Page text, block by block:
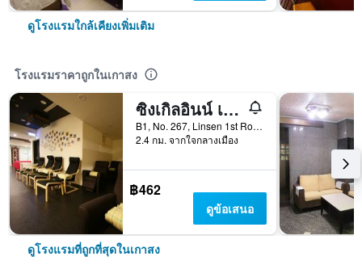
ดูโรงแรมใกล้เคียงเพิ่มเติม
โรงแรมราคาถูกในเกาสง
ซิงเกิลอินน์ เกาสง ลิเซน โฮสเทล
B1, No. 267, Linsen 1st Road, เกาสง, ไต้หวัน
2.4 กม. จากใจกลางเมือง
฿462
ดูข้อเสนอ
ดูโรงแรมที่ถูกที่สุดในเกาสง